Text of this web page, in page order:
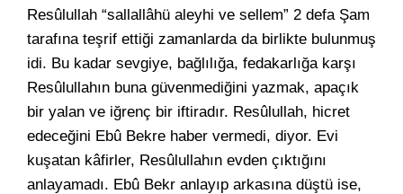
Resûlullah “sallallâhü aleyhi ve sellem” 2 defa Şam
tarafına teşrif ettiği zamanlarda da birlikte bulunmuş
idi. Bu kadar sevgiye, bağlılığa, fedakarlığa karşı
Resûlullahın buna güvenmediğini yazmak, apaçık
bir yalan ve iğrenç bir iftiradır. Resûlullah, hicret
edeceğini Ebû Bekre haber vermedi, diyor. Evi
kuşatan kâfirler, Resûlullahın evden çıktığını
anlayamadı. Ebû Bekr anlayıp arkasına düştü ise,